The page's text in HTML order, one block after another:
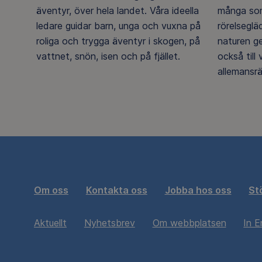
äventyr, över hela landet. Våra ideella
ledare guidar barn, unga och vuxna på
roliga och trygga äventyr i skogen, på
vattnet, snön, isen och på fjället.
många
naturen
också till
Om oss Kontakta oss Jobba hos oss
Aktuellt Nyhetsbrev Om webbplatsen In